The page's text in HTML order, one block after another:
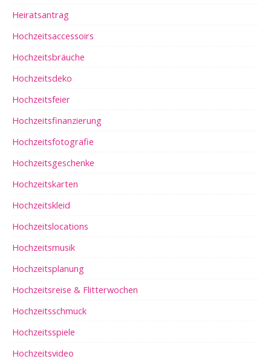
Heiratsantrag
Hochzeitsaccessoirs
Hochzeitsbräuche
Hochzeitsdeko
Hochzeitsfeier
Hochzeitsfinanzierung
Hochzeitsfotografie
Hochzeitsgeschenke
Hochzeitskarten
Hochzeitskleid
Hochzeitslocations
Hochzeitsmusik
Hochzeitsplanung
Hochzeitsreise & Flitterwochen
Hochzeitsschmuck
Hochzeitsspiele
Hochzeitsvideo